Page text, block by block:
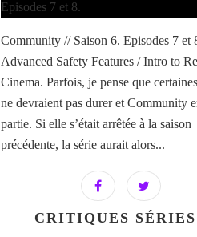
Community // Saison 6. Episodes 7 et
Advanced Safety Features / Intro to
Cinema. Parfois, je pense que
ne devraient pas durer et Community
partie. Si elle s’était arrêtée à la saison
précédente, la série aurait alors...
CRITIQUES